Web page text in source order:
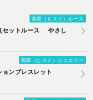
翡翠（ヒスイ）ルース
セットルース やさし
翡翠（ヒスイ）ジュエリー
ョンブレスレット